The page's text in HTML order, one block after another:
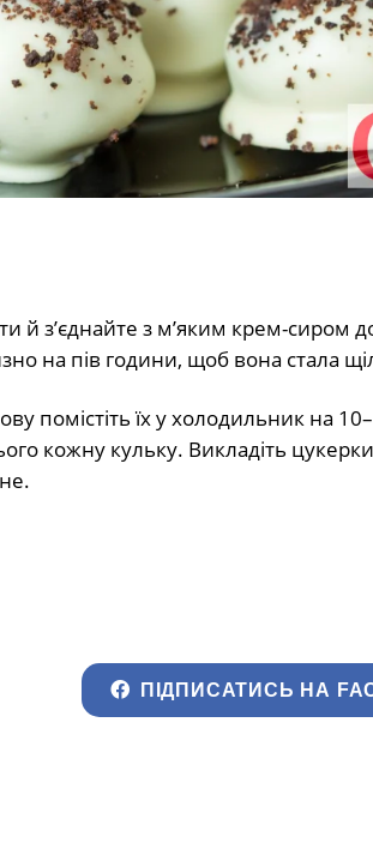
й з’єднайте з м’яким крем-сиром
на пів години, щоб вона стала
помістіть їх у холодильник на
кожну кульку. Викладіть
ПІДПИСАТИСЬ НА